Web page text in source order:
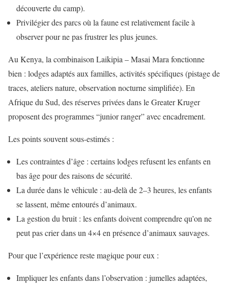
découverte du camp).
Privilégier des parcs où la faune est relativement facile à
observer pour ne pas frustrer les plus jeunes.
Au Kenya, la combinaison Laikipia – Masai Mara fonctionne
bien : lodges adaptés aux familles, activités spécifiques (pistage de
traces, ateliers nature, observation nocturne simplifiée). En
Afrique du Sud, des réserves privées dans le Greater Kruger
proposent des programmes “junior ranger” avec encadrement.
Les points souvent sous-estimés :
Les contraintes d’âge : certains lodges refusent les enfants en
bas âge pour des raisons de sécurité.
La durée dans le véhicule : au-delà de 2–3 heures, les enfants
se lassent, même entourés d’animaux.
La gestion du bruit : les enfants doivent comprendre qu’on ne
peut pas crier dans un 4×4 en présence d’animaux sauvages.
Pour que l’expérience reste magique pour eux :
Impliquer les enfants dans l’observation : jumelles adaptées,